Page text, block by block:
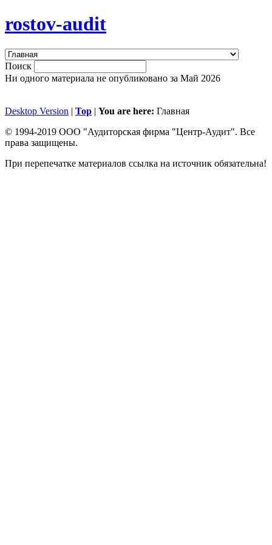
rostov-audit
Поиск
Ни одного материала не опубликовано за Май 2026
Desktop Version | Top | You are here: Главная
© 1994-2019 ООО "Аудиторская фирма "Центр-Аудит". Все
права защищены.
При перепечатке материалов ссылка на источник обязательна!